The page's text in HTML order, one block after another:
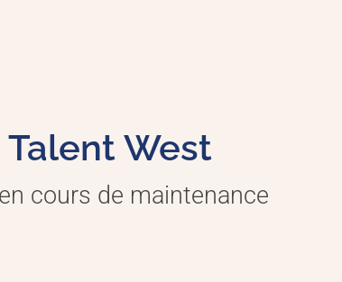
Talent West
cours de maintenance